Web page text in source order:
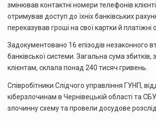
змінював контактні номери телефонів
отримував доступ до їхніх банківських
переказував гроші на свої картки й платіжні
Задокументовано 16 епізодів незаконного
банківської системи. Загальна сума збитків,
клієнтам, склала понад 240 тисяч гривень.
Співробітники Слідчого управління ГУНП,
кіберзлочинам в Чернівецькій області та
злочинну схему та провели досудове